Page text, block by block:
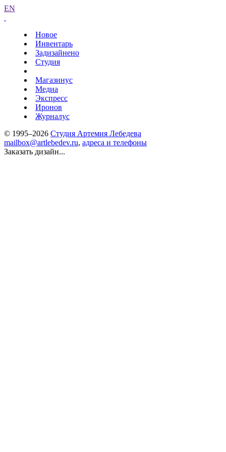
EN
Новое
Инвентарь
Задизайнено
Студия
Магазинус
Медиа
Экспресс
Иронов
Журналус
© 1995–2026 Студия Артемия Лебедева
mailbox@artlebedev.ru, адреса и телефоны
Заказать дизайн...